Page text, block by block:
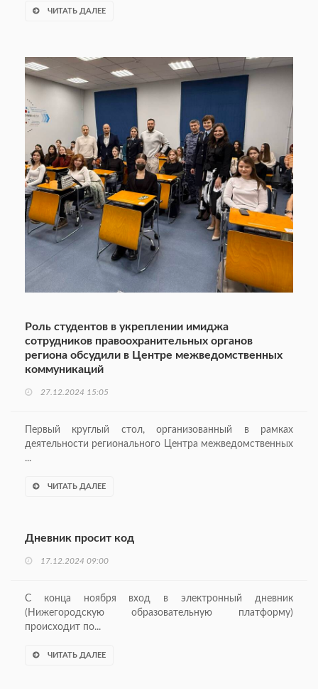
ЧИТАТЬ ДАЛЕЕ
Роль студентов в укреплении имиджа
сотрудников правоохранительных органов
региона обсудили в Центре межведомственных
коммуникаций
27.12.2024 15:05
Первый круглый стол, организованный в рамках
деятельности регионального Центра межведомственных
...
ЧИТАТЬ ДАЛЕЕ
Дневник просит код
17.12.2024 09:00
С конца ноября вход в электронный дневник
(Нижегородскую образовательную платформу)
происходит по...
ЧИТАТЬ ДАЛЕЕ